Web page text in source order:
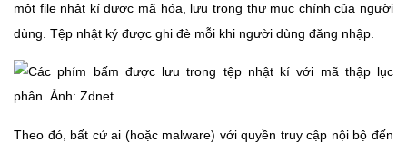
một file nhật kí được mã hóa, lưu trong thư mục chính của người
dùng. Tệp nhật ký được ghi đè mỗi khi người dùng đăng nhập.
Theo đó, bất cứ ai (hoặc malware) với quyền truy cập nội bộ đến